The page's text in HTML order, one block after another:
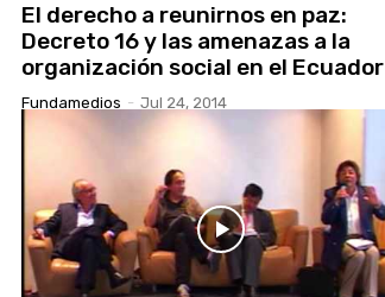
El derecho a reunirnos en paz:
Decreto 16 y las amenazas a la
organización social en el Ecuador
Fundamedios - Jul 24, 2014